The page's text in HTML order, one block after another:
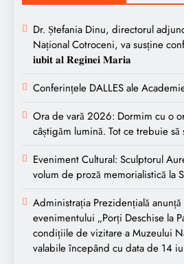
Dr. Ștefania Dinu, directorul
Național Cotroceni, va susține
𝐢𝐮𝐛𝐢𝐭 𝐚𝐥 𝐑𝐞𝐠𝐢𝐧𝐞𝐢 𝐌𝐚𝐫𝐢𝐚
Conferințele DALLES ale
Ora de vară 2026: Dormim cu o
câștigăm lumină. Tot ce trebuie să
Eveniment Cultural: Sculptorul
volum de proză memorialistică la
Administrația Prezidențială
evenimentului „Porți Deschise la
condițiile de vizitare a Muzeului
valabile începând cu data de 14